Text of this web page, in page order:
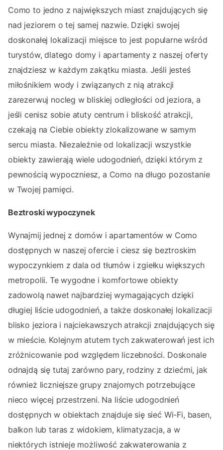
Como to jedno z największych miast znajdujących się
nad jeziorem o tej samej nazwie. Dzięki swojej
doskonałej lokalizacji miejsce to jest popularne wśród
turystów, dlatego domy i apartamenty z naszej oferty
znajdziesz w każdym zakątku miasta. Jeśli jesteś
miłośnikiem wody i związanych z nią atrakcji
zarezerwuj nocleg w bliskiej odległości od jeziora, a
jeśli cenisz sobie atuty centrum i bliskość atrakcji,
czekają na Ciebie obiekty zlokalizowane w samym
sercu miasta. Niezależnie od lokalizacji wszystkie
obiekty zawierają wiele udogodnień, dzięki którym z
pewnością wypoczniesz, a Como na długo pozostanie
w Twojej pamięci.
Beztroski wypoczynek
Wynajmij jednej z domów i apartamentów w Como
dostępnych w naszej ofercie i ciesz się beztroskim
wypoczynkiem z dala od tłumów i zgiełku większych
metropolii. Te wygodne i komfortowe obiekty
zadowolą nawet najbardziej wymagających dzięki
długiej liście udogodnień, a także doskonałej lokalizacji
blisko jeziora i najciekawszych atrakcji znajdujących się
w mieście. Kolejnym atutem tych zakwaterowań jest ich
zróżnicowanie pod względem liczebności. Doskonale
odnajdą się tutaj zarówno pary, rodziny z dziećmi, jak
również liczniejsze grupy znajomych potrzebujące
nieco więcej przestrzeni. Na liście udogodnień
dostępnych w obiektach znajduje się sieć Wi-Fi, basen,
balkon lub taras z widokiem, klimatyzacja, a w
niektórych istnieje możliwość zakwaterowania z